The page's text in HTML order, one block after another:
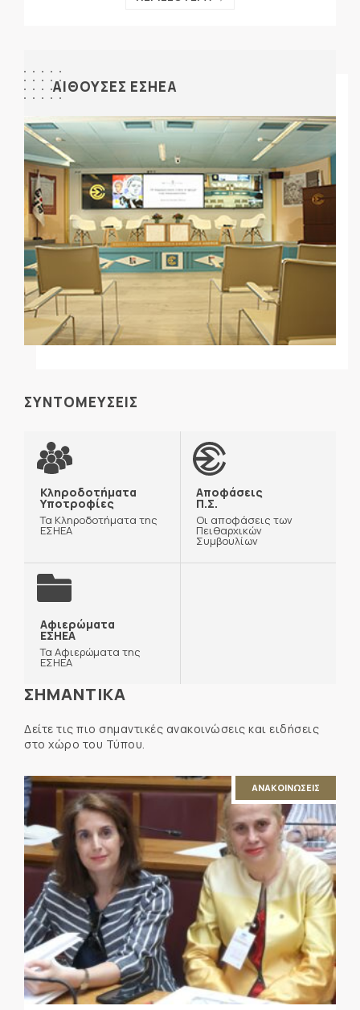
ΑΙΘΟΥΣΕΣ ΕΣΗΕΑ
ΣΥΝΤΟΜΕΥΣΕΙΣ
Κληροδοτήματα
Υποτροφίες
Τα Κληροδοτήματα της
ΕΣΗΕΑ
Αποφάσεις
Π.Σ.
Οι αποφάσεις των
Πειθαρχικών
Συμβουλίων
Αφιερώματα
ΕΣΗΕΑ
Τα Αφιερώματα της
ΕΣΗΕΑ
ΣΗΜΑΝΤΙΚΑ
Δείτε τις πιο σημαντικές ανακοινώσεις και ειδήσεις
στο χώρο του Τύπου.
ΑΝΑΚΟΙΝΩΣΕΙΣ